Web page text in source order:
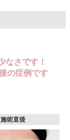
なさです！
の症例です
施術直後